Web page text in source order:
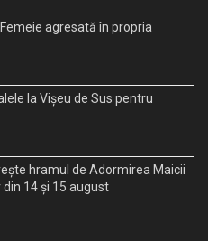
agresată în propria
la Vișeu de Sus pentru
hramul de Adormirea Maicii
14 și 15 august